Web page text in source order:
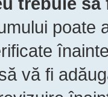
poate
vă fi